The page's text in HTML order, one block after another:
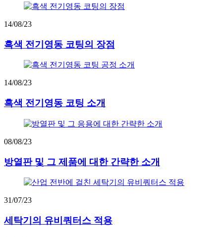
14/08/23
흑색 전기영동 코팅의 장점
14/08/23
흑색 전기영동 코팅 소개
08/08/23
방열판 및 그 제품에 대한 간략한 소개
31/07/23
세탁기의 유비쿼터스 적용